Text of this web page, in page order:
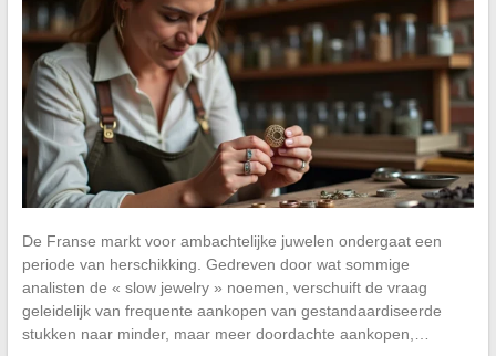
De Franse markt voor ambachtelijke juwelen ondergaat een
periode van herschikking. Gedreven door wat sommige
analisten de « slow jewelry » noemen, verschuift de vraag
geleidelijk van frequente aankopen van gestandaardiseerde
stukken naar minder, maar meer doordachte aankopen,…